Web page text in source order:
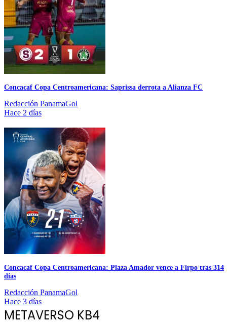
Concacaf Copa Centroamericana: Saprissa derrota a Alianza FC
Redacción PanamaGol
Hace 2 días
Concacaf Copa Centroamericana: Plaza Amador vence a Firpo tras 314
días
Redacción PanamaGol
Hace 3 días
METAVERSO KB4